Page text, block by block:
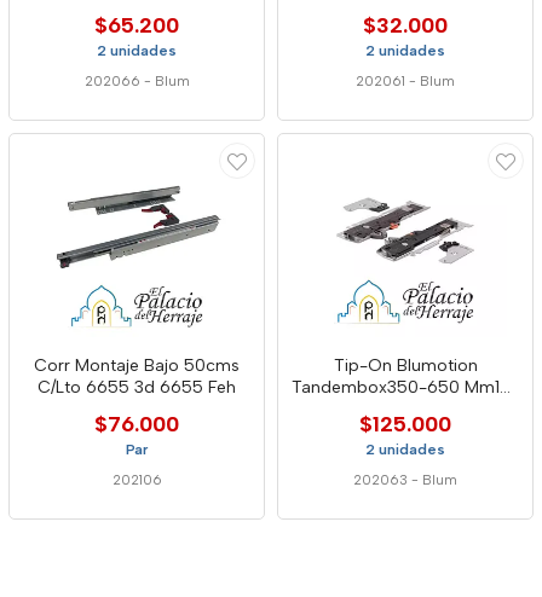
$65.200
2 unidades
202066 - Blum
$32.000
2 unidades
202061 - Blum
Corr Montaje Bajo 50cms
C/Lto 6655 3d 6655 Feh
$76.000
Par
202106
Tip-On Blumotion
Tandembox350-650 Mm15-
$125.000
2 unidades
202063 - Blum